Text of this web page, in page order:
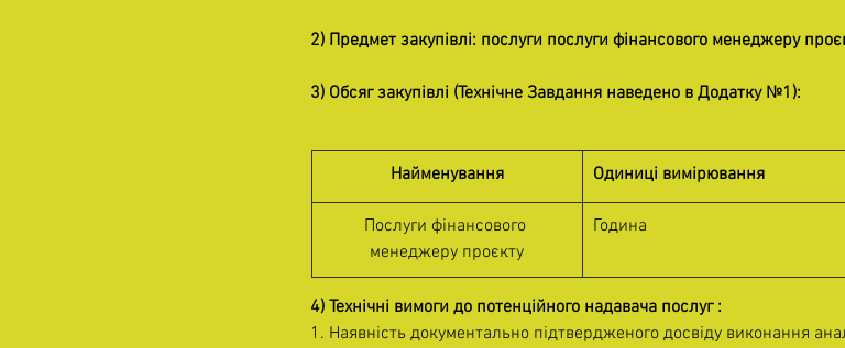
2) Предмет закупівлі: послуги послуги фінансового менеджеру
3) Обсяг закупівлі (Технічне Завдання наведено в Додатку №1):
Найменування Одиниці вимірювання
Послуги фінансового
менеджеру проєкту
Година
4) Технічні вимоги до потенційного надавача послуг :
1. Наявність документально підтвердженого досвіду виконання